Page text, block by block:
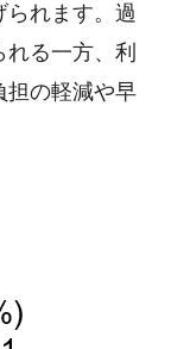
れます。過
る一方、利
担の軽減や早